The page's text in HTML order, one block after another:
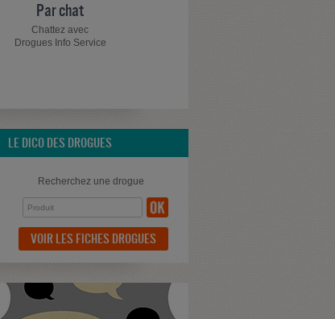
Par chat
Chattez avec
Drogues Info Service
LE DICO DES DROGUES
Recherchez une drogue
VOIR LES FICHES DROGUES